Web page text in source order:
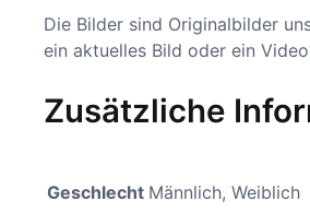
Die Bilder sind Originalbilder
ein aktuelles Bild oder ein
Zusätzliche
Geschlecht Männlich, Weiblich